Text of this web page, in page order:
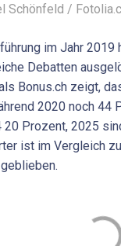
Schönfeld /
im Jahr 2019
Debatten
Bonus.ch zeigt,
2020 noch 44
20 Prozent, 2025
ist im Vergleich